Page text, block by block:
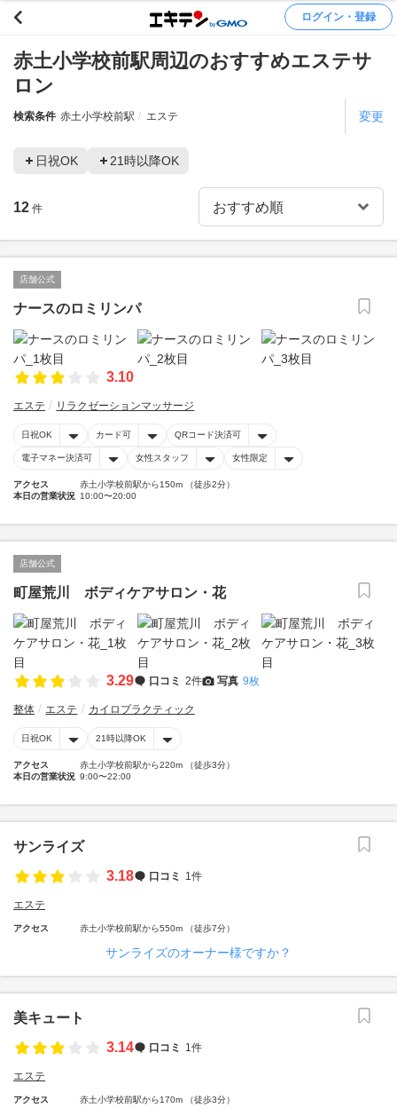
ログイン・登録
赤土小学校前駅周辺のおすすめエステサ
ロン
検索条件 赤土小学校前駅 エステ 変更
日祝OK 21時以降OK
12 件
店舗公式
ナースのロミリンパ
3.10
エステ リラクゼーションマッサージ
日祝OK カード可 QRコード決済可
電子マネー決済可 女性スタッフ 女性限定
アクセス
赤土小学校前駅から150m （徒歩2分）
本日の営業状況 10:00〜20:00
店舗公式
町屋荒川 ボディケアサロン・花
3.29 口コミ 2件 写真 9枚
整体 エステ カイロプラクティック
日祝OK 21時以降OK
アクセス
赤土小学校前駅から220m （徒歩3分）
本日の営業状況 9:00〜22:00
サンライズ
3.18
口コミ 1件
エステ
アクセス 赤土小学校前駅から550m （徒歩7分）
サンライズのオーナー様ですか？
美キュート
3.14
口コミ 1件
エステ
アクセス 赤土小学校前駅から170m （徒歩3分）